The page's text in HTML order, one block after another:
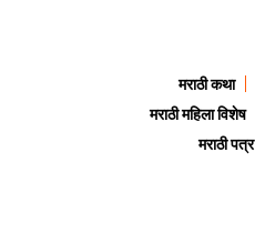
मराठी कथा
मराठी महिला विशेष
मराठी पत्र